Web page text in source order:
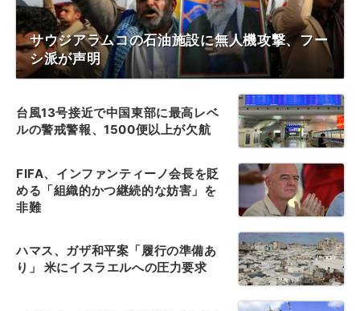
サウジアラムコの石油施設に無人機攻撃、フー
シ派が声明
台風13号接近で中国東部に最高レベ
ルの警戒警報、1500便以上が欠航
FIFA、インファンティーノ会長を貶
める「組織的かつ継続的な妨害」を
非難
ハマス、ガザ和平案「履行の準備あ
り」 米にイスラエルへの圧力要求